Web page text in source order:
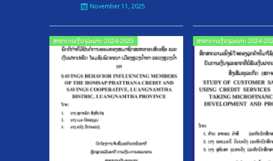
November 11, 2025
ສາຂາການເງິນຈຸລະພາກ 2024-2025
Posted
on
ສາຂາການເງິນຈຸລະພາກ 2024-
Posted
on